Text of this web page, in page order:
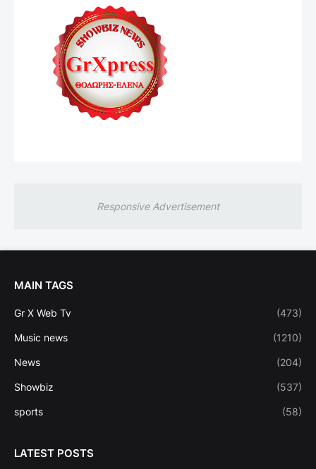
Responsive Advertisement
MAIN TAGS
Gr X Web Tv (473)
Music news (1210)
News (204)
Showbiz (537)
sports (58)
LATEST POSTS